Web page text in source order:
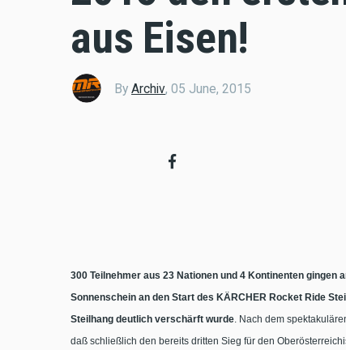
aus Eisen!
By Archiv, 05 June, 2015
300 Teilnehmer aus 23 Nationen und 4 Kontinenten
Sonnenschein an den Start des KÄRCHER Rocket Ride
Steilhang deutlich verschärft wurde. Nach dem
daß schließlich den bereits dritten Sieg für den